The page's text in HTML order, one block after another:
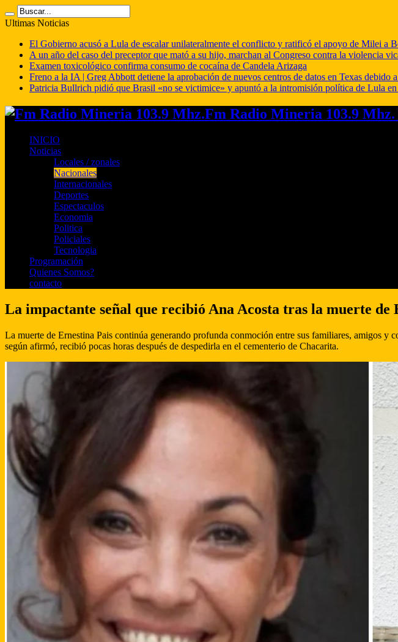
Ultimas Noticias
El Gobierno acusó a Lula de escalar unilateralmente el conflicto y ratificó el apoyo de Milei a
A un año del caso del preceptor que mató a su hijo, marchan al Congreso contra la violencia
Examen toxicológico confirma consumo de cocaína de Candela Arizaga
Freno a la IA | Greg Abbott detiene la aprobación de nuevos centros de datos en Texas debido
Patricia Bullrich pidió que Brasil «no se victimice» y apuntó a la intromisión política de Lula
Fm Radio Mineria 103.9 Mhz.
INICIO
Noticias
Locales / zonales
Nacionales
Internacionales
Deportes
Espectaculos
Economia
Politica
Policiales
Tecnologia
Programación
Quienes Somos?
contacto
La impactante señal que recibió Ana Acosta tras la muerte
La muerte de Ernestina Pais continúa generando profunda conmoción entre sus familiares, amigos
según afirmó, recibió pocas horas después de despedirla en el cementerio de Chacarita.